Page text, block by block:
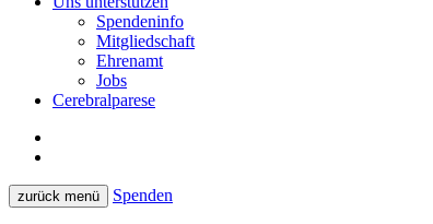
Spendeninfo
Mitgliedschaft
Ehrenamt
Jobs
Cerebralparese
zurück menü Spenden